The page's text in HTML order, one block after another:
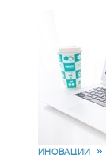
ИНОВАЦИИ